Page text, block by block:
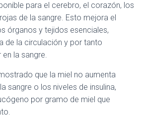
para el cerebro, el corazón, los
de la sangre. Esto mejora el
órganos y tejidos esenciales,
de la circulación y por tanto
la sangre.
que la miel no aumenta
sangre o los niveles de insulina,
por gramo de miel que